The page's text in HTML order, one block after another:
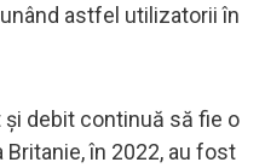
astfel utilizatorii în
și debit continuă să fie o
în 2022, au fost